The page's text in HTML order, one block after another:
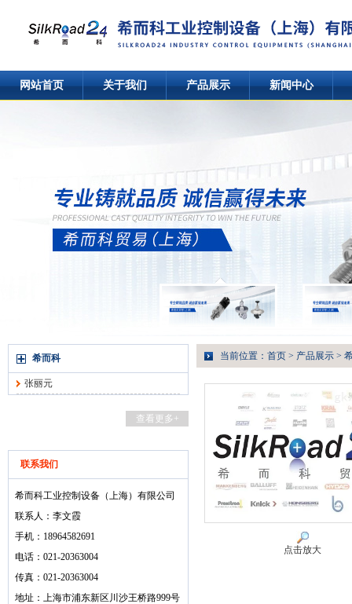
网站首页 关于我们 产品展示 新闻中心
希而科
张丽元
查看更多+
联系我们
希而科工业控制设备（上海）有限公司
联系人：李文霞
手机：18964582691
电话：021-20363004
传真：021-20363004
地址：上海市浦东新区川沙王桥路999号
当前位置： 首页 > 产品展示 >
点击放大